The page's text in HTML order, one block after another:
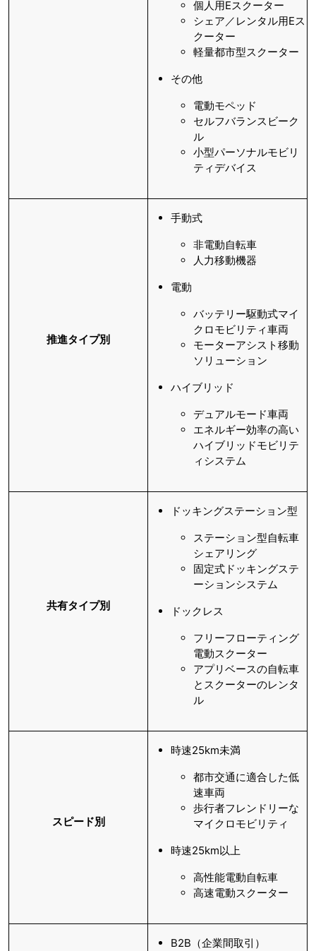
個人用Eスクーター
シェア／レンタル用Eス
クーター
軽量都市型スクーター
その他
電動モペッド
セルフバランスビーク
ル
小型パーソナルモビリ
ティデバイス
推進タイプ別
手動式
非電動自転車
人力移動機器
電動
バッテリー駆動式マイ
クロモビリティ車両
モーターアシスト移動
ソリューション
ハイブリッド
デュアルモード車両
エネルギー効率の高い
ハイブリッドモビリテ
ィシステム
共有タイプ別
ドッキングステーション型
ステーション型自転車
シェアリング
固定式ドッキングステ
ーションシステム
ドックレス
フリーフローティング
電動スクーター
アプリベースの自転車
とスクーターのレンタ
ル
スピード別
時速25km未満
都市交通に適合した低
速車両
歩行者フレンドリーな
マイクロモビリティ
時速25km以上
高性能電動自転車
高速電動スクーター
B2B（企業間取引）